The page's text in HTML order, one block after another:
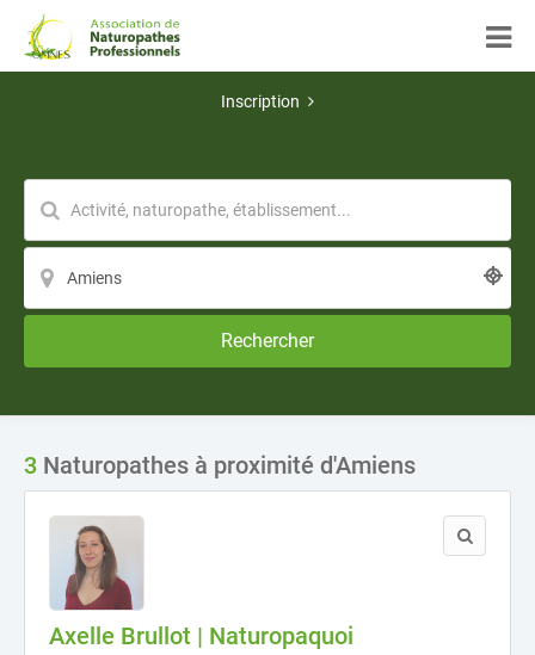
Inscription
Rechercher
3 Naturopathes à proximité d'Amiens
Axelle Brullot | Naturopaquoi